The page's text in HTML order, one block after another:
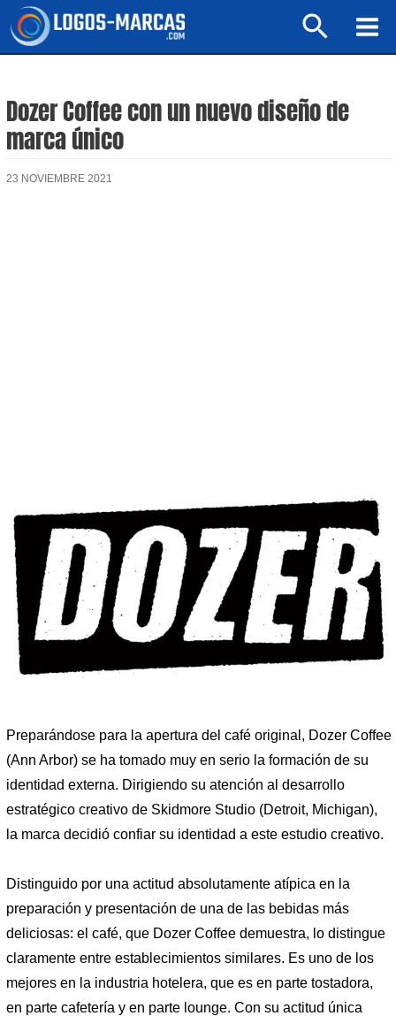
Buscar
Dozer Coffee con un nuevo diseño de
marca único
23 NOVIEMBRE 2021
Preparándose para la apertura del café original, Dozer Coffee
(Ann Arbor) se ha tomado muy en serio la formación de su
identidad externa. Dirigiendo su atención al desarrollo
estratégico creativo de Skidmore Studio (Detroit, Michigan),
la marca decidió confiar su identidad a este estudio creativo.
Distinguido por una actitud absolutamente atípica en la
preparación y presentación de una de las bebidas más
deliciosas: el café, que Dozer Coffee demuestra, lo distingue
claramente entre establecimientos similares. Es uno de los
mejores en la industria hotelera, que es en parte tostadora,
en parte cafetería y en parte lounge. Con su actitud única